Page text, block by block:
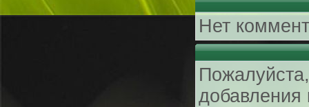
Нет
добавления